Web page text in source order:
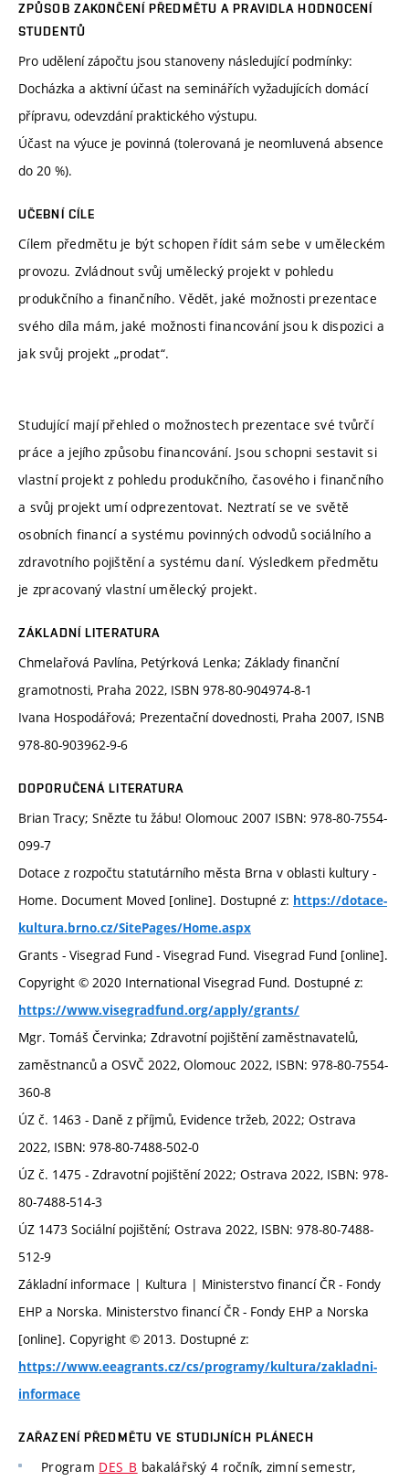
ZPŮSOB ZAKONČENÍ PŘEDMĚTU A PRAVIDLA HODNOCENÍ
STUDENTŮ
Pro udělení zápočtu jsou stanoveny následující podmínky:
Docházka a aktivní účast na seminářích vyžadujících domácí
přípravu, odevzdání praktického výstupu.
Účast na výuce je povinná (tolerovaná je neomluvená absence
do 20 %).
UČEBNÍ CÍLE
Cílem předmětu je být schopen řídit sám sebe v uměleckém
provozu. Zvládnout svůj umělecký projekt v pohledu
produkčního a finančního. Vědět, jaké možnosti prezentace
svého díla mám, jaké možnosti financování jsou k dispozici a
jak svůj projekt „prodat“.
Studující mají přehled o možnostech prezentace své tvůrčí
práce a jejího způsobu financování. Jsou schopni sestavit si
vlastní projekt z pohledu produkčního, časového i finančního
a svůj projekt umí odprezentovat. Neztratí se ve světě
osobních financí a systému povinných odvodů sociálního a
zdravotního pojištění a systému daní. Výsledkem předmětu
je zpracovaný vlastní umělecký projekt.
ZÁKLADNÍ LITERATURA
Chmelařová Pavlína, Petýrková Lenka; Základy finanční
gramotnosti, Praha 2022, ISBN 978-80-904974-8-1
Ivana Hospodářová; Prezentační dovednosti, Praha 2007, ISNB
978-80-903962-9-6
DOPORUČENÁ LITERATURA
Brian Tracy; Snězte tu žábu! Olomouc 2007 ISBN: 978-80-7554-
099-7
Dotace z rozpočtu statutárního města Brna v oblasti kultury -
Home. Document Moved [online]. Dostupné z: https://dotace-
kultura.brno.cz/SitePages/Home.aspx
Grants - Visegrad Fund - Visegrad Fund. Visegrad Fund [online].
Copyright © 2020 International Visegrad Fund. Dostupné z:
https://www.visegradfund.org/apply/grants/
Mgr. Tomáš Červinka; Zdravotní pojištění zaměstnavatelů,
zaměstnanců a OSVČ 2022, Olomouc 2022, ISBN: 978-80-7554-
360-8
ÚZ č. 1463 - Daně z příjmů, Evidence tržeb, 2022; Ostrava
2022, ISBN: 978-80-7488-502-0
ÚZ č. 1475 - Zdravotní pojištění 2022; Ostrava 2022, ISBN: 978-
80-7488-514-3
ÚZ 1473 Sociální pojištění; Ostrava 2022, ISBN: 978-80-7488-
512-9
Základní informace | Kultura | Ministerstvo financí ČR - Fondy
EHP a Norska. Ministerstvo financí ČR - Fondy EHP a Norska
[online]. Copyright © 2013. Dostupné z:
https://www.eeagrants.cz/cs/programy/kultura/zakladni-
informace
ZAŘAZENÍ PŘEDMĚTU VE STUDIJNÍCH PLÁNECH
Program DES_B bakalářský 4 ročník, zimní semestr,